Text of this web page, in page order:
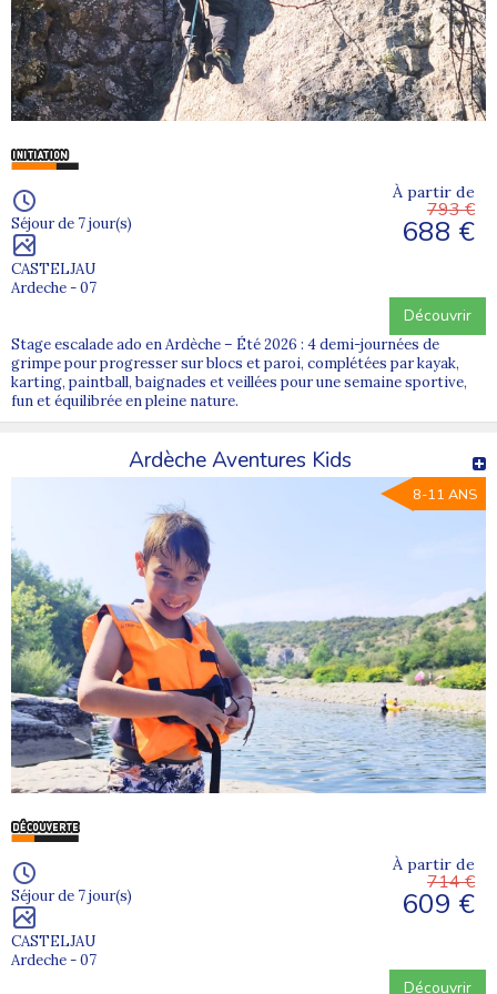
étincelants.
La Haute-Savoie: Émerveillez-vous devant ses sommets alpins
et ses vallées enchanteuses.
Découvrez une variété incroyable d'activités, des sports nautiques
aux randonnées en montagne, du camping à la découverte de la
culture locale. Nos colonies de vacances en Auvergne Rhône-Alpes
inoubliables, adaptés à chaque tranche d'âge et à chaque envie
d'évasion !
Découvrez par exemple nos
colonies de vacances dans le
département de l'Ain (01)
Séjour de 7 jour(s)
CASTELJAU
Ardeche - 07
À partir de
793 €
688 €
Découvrir
Stage escalade ado en Ardèche – Été 2026 : 4 demi-journées de
grimpe pour progresser sur blocs et paroi, complétées par kayak,
karting, paintball, baignades et veillées pour une semaine sportive,
fun et équilibrée en pleine nature.
Ardèche Aventures Kids
8-11 ANS
Séjour de 7 jour(s)
CASTELJAU
Ardeche - 07
À partir de
714 €
609 €
Découvrir